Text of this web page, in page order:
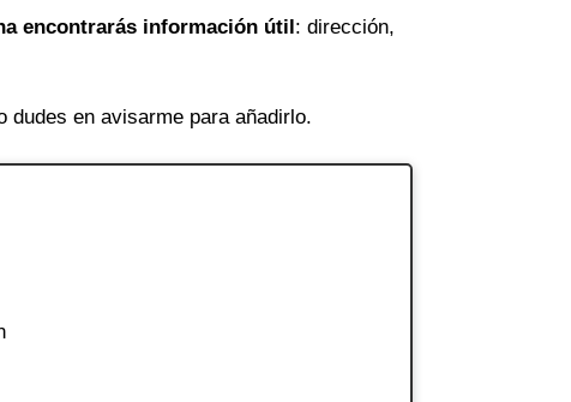
encontrarás información útil: dirección,
en avisarme para añadirlo.